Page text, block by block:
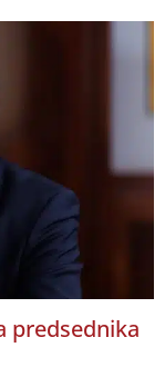
predsednika